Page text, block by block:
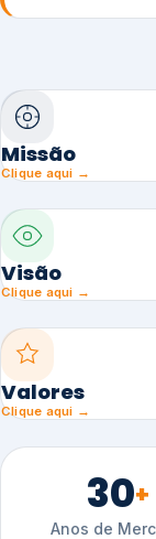
Missão
Clique aqui →
Visão
Clique aqui →
Valores
Clique aqui →
30+
Anos de